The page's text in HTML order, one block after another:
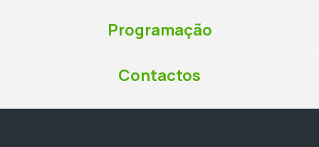
Programação
Contactos